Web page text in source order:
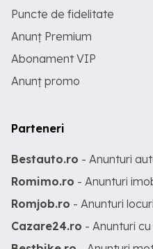
Puncte de fidelitate
Anunț Premium
Abonament VIP
Anunț promo
Parteneri
Bestauto.ro - Anunturi
Romimo.ro - Anunturi
Romjob.ro - Anunturi
Cazare24.ro - Anunturi